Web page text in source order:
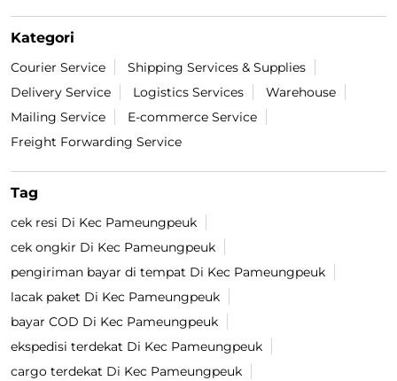
Kategori
Courier Service
Shipping Services & Supplies
Delivery Service
Logistics Services
Warehouse
Mailing Service
E-commerce Service
Freight Forwarding Service
Tag
cek resi Di Kec Pameungpeuk
cek ongkir Di Kec Pameungpeuk
pengiriman bayar di tempat Di Kec Pameungpeuk
lacak paket Di Kec Pameungpeuk
bayar COD Di Kec Pameungpeuk
ekspedisi terdekat Di Kec Pameungpeuk
cargo terdekat Di Kec Pameungpeuk